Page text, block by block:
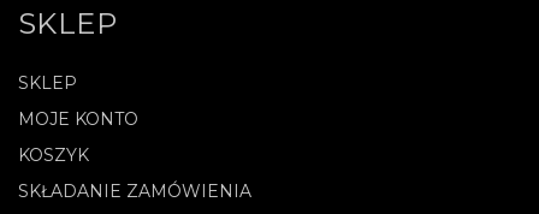
SKLEP
SKLEP
MOJE KONTO
KOSZYK
SKŁADANIE ZAMÓWIENIA